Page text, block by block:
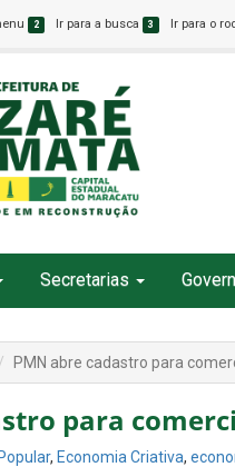
2 Ir para a busca 3 Ir para o
Secretarias
PMN abre cadastro para
para
, Economia Criativa,